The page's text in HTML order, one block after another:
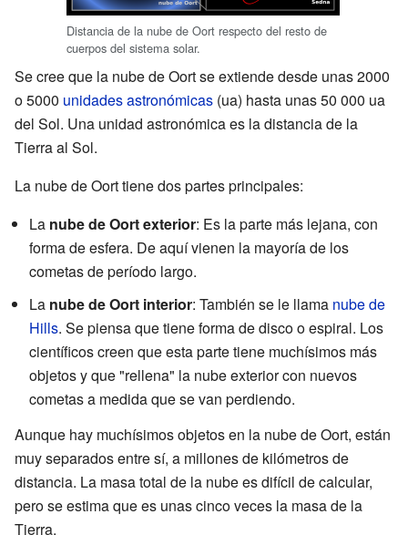
Distancia de la nube de Oort respecto del resto de
cuerpos del sistema solar.
Se cree que la nube de Oort se extiende desde unas 2000
o 5000 unidades astronómicas (ua) hasta unas 50 000 ua
del Sol. Una unidad astronómica es la distancia de la
Tierra al Sol.
La nube de Oort tiene dos partes principales:
La nube de Oort exterior: Es la parte más lejana, con
forma de esfera. De aquí vienen la mayoría de los
cometas de período largo.
La nube de Oort interior: También se le llama nube de
Hills. Se piensa que tiene forma de disco o espiral. Los
científicos creen que esta parte tiene muchísimos más
objetos y que "rellena" la nube exterior con nuevos
cometas a medida que se van perdiendo.
Aunque hay muchísimos objetos en la nube de Oort, están
muy separados entre sí, a millones de kilómetros de
distancia. La masa total de la nube es difícil de calcular,
pero se estima que es unas cinco veces la masa de la
Tierra.